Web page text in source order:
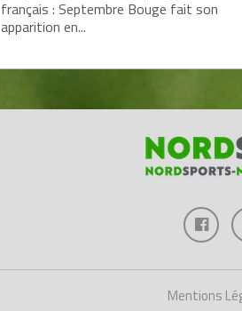
français : Septembre Bouge fait son
apparition en...
Mentions